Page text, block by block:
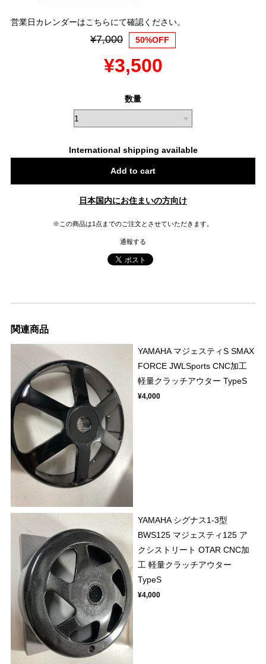
営業日カレンダーはこちらにて確認ください。
¥7,000 50%OFF
¥3,500
数量
International shipping available
Add to cart
日本国内にお住まいの方向け
※この商品は1点までのご注文とさせていただきます。
通報する
関連商品
YAMAHA マジェスティS SMAX
FORCE JWLSports CNC加工
軽量クラッチアウター TypeS
¥4,000
YAMAHA シグナス1-3型
BWS125 マジェスティ125 ア
クシストリート OTAR CNC加
工 軽量クラッチアウター
TypeS
¥4,000